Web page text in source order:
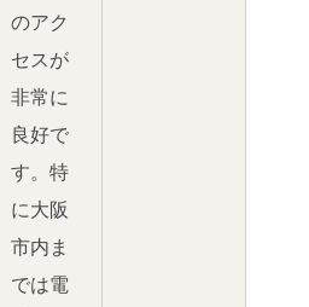
のアク
セスが
非常に
良好で
す。特
に大阪
市内ま
では電